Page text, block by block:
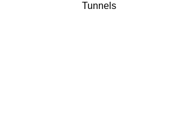
Tunnels